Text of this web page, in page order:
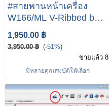
#สายพานหน้าเครื่อง
W166/ML V-Ribbed belt,
V-Ribbed belt set OE -
NUMBER A0029938996
1,950.00 ฿
3,950.00 ฿ (-51%)
ขายแล้ว 8
มีหลายคุณสมบัติให้เลือก